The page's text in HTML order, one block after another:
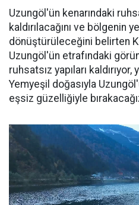
Uzungöl'ün kenarındaki
kaldırılacağını ve bölgenin
dönüştürüleceğini belirten
Uzungöl'ün etrafındaki
ruhsatsız yapıları kaldırıyor,
Yemyeşil doğasıyla
eşsiz güzelliğiyle